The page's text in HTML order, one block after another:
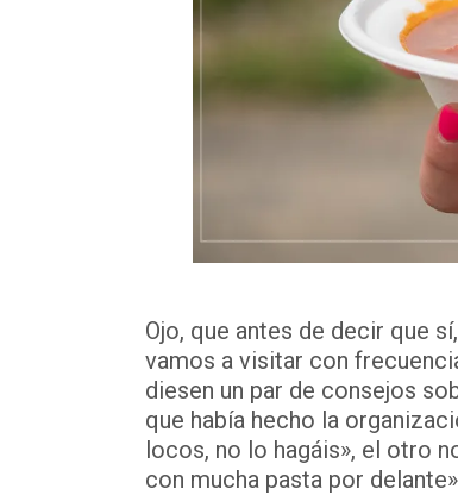
Ojo, que antes de decir que
vamos a visitar con
diesen un par de consejos
que había hecho la
locos, no lo hagáis», el otro
con mucha pasta por